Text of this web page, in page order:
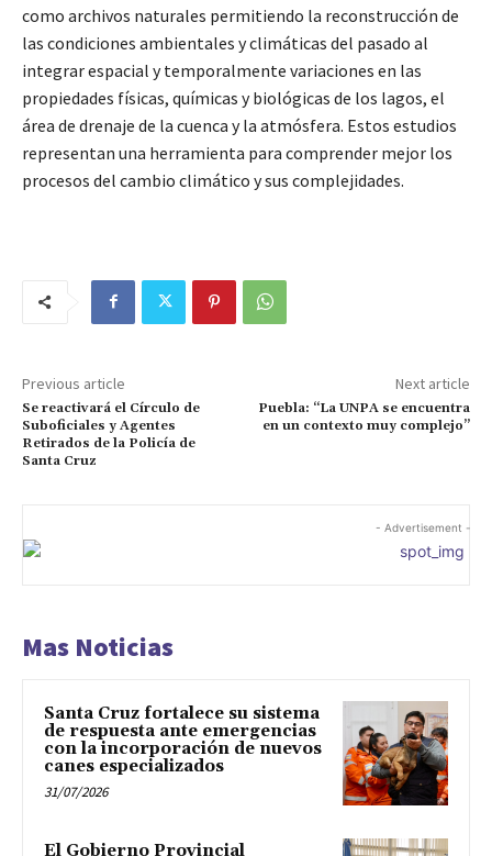
como archivos naturales permitiendo la reconstrucción de
las condiciones ambientales y climáticas del pasado al
integrar espacial y temporalmente variaciones en las
propiedades físicas, químicas y biológicas de los lagos, el
área de drenaje de la cuenca y la atmósfera. Estos estudios
representan una herramienta para comprender mejor los
procesos del cambio climático y sus complejidades.
Previous article
Se reactivará el Círculo de
Suboficiales y Agentes
Retirados de la Policía de
Santa Cruz
Next article
Puebla: “La UNPA se encuentra
en un contexto muy complejo”
- Advertisement -
Mas Noticias
Santa Cruz fortalece su sistema
de respuesta ante emergencias
con la incorporación de nuevos
canes especializados
31/07/2026
El Gobierno Provincial